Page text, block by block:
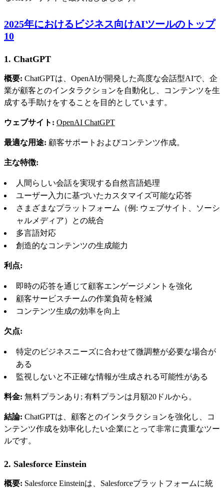
2025年におけるビジネス向けAIツールのトップ
10
1. ChatGPT
概要: ChatGPTは、OpenAIが開発した高度な会話型AIで、企
業が顧客とのインタラクションを自動化し、コンテンツを生
成する手助けをすることを目的としています。
ウェブサイト: OpenAI ChatGPT
最適な用途: 顧客サポートおよびコンテンツ作成。
主な特徴:
人間らしい会話を実現する自然言語処理
ユーザー入力に基づいたカスタマイズ可能な応答
さまざまなプラットフォーム（例: ウェブサイト、ソーシ
ャルメディア）との統合
多言語対応
創造的なコンテンツの生成能力
利点:
即時の応答を通じて顧客エンゲージメントを強化
顧客サービスチームの作業負荷を軽減
コンテンツ生成の効率を向上
欠点:
特定のビジネスニーズに合わせて微調整が必要な場合が
ある
監視しないと不正確な情報が生成される可能性がある
料金: 無料プランあり; 有料プランは月額20ドルから。
結論: ChatGPTは、顧客とのインタラクションを強化し、コ
ンテンツ作成を効率化したい企業にとって非常に貴重なツー
ルです。
2. Salesforce Einstein
概要: Salesforce Einsteinは、Salesforceプラットフォームに統